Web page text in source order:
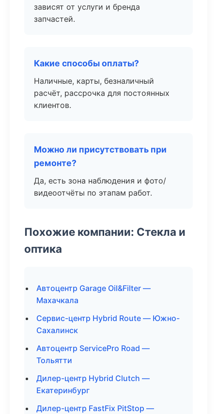
зависят от услуги и бренда
запчастей.
Какие способы оплаты?
Наличные, карты, безналичный
расчёт, рассрочка для постоянных
клиентов.
Можно ли присутствовать при
ремонте?
Да, есть зона наблюдения и фото/
видеоотчёты по этапам работ.
Похожие компании: Стекла и
оптика
Автоцентр Garage Oil&Filter —
Махачкала
Сервис-центр Hybrid Route — Южно-
Сахалинск
Автоцентр ServicePro Road —
Тольятти
Дилер-центр Hybrid Clutch —
Екатеринбург
Дилер-центр FastFix PitStop —